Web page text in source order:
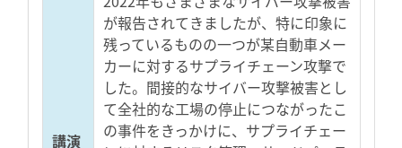
講演
が報告されてきましたが、特に印象に
残っているものの一つが某自動車メー
カーに対するサプライチェーン攻撃で
した。間接的なサイバー攻撃被害とし
て全社的な工場の停止につながったこ
の事件をきっかけに、サプライチェー